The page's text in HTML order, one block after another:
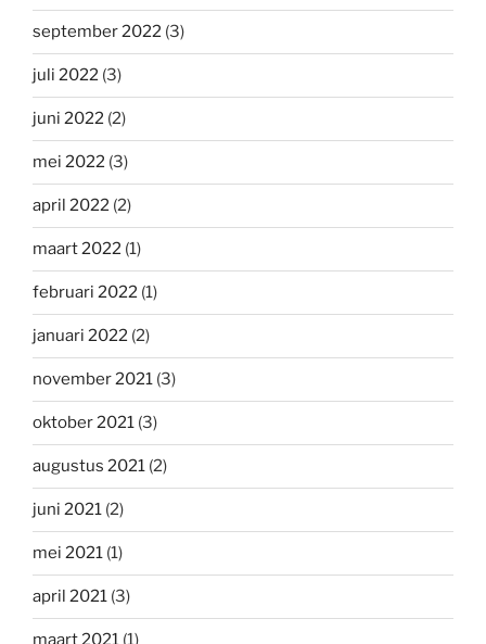
september 2022 (3)
juli 2022 (3)
juni 2022 (2)
mei 2022 (3)
april 2022 (2)
maart 2022 (1)
februari 2022 (1)
januari 2022 (2)
november 2021 (3)
oktober 2021 (3)
augustus 2021 (2)
juni 2021 (2)
mei 2021 (1)
april 2021 (3)